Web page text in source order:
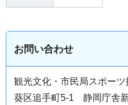
お問い合わせ
観光文化・市民局スポー
葵区追手町5-1 静岡庁舎